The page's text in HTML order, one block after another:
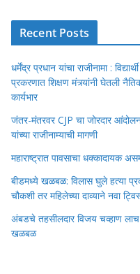
Recent Posts
धर्मेंद्र प्रधान यांचा राजीनामा :
प्रकरणात शिक्षण मंत्र्यांनी घेतली
कार्यभार
जंतर-मंतरवर CJP चा जोरदार
यांच्या राजीनाम्याची मागणी
महाराष्ट्रात पावसाचा धक्कादायक
बीडमध्ये खळबळ: विलास घुले हत्या
चौकशी तर महिलेच्या दाव्याने नवा
अंबडचे तहसीलदार विजय चव्हाण
खळबळ